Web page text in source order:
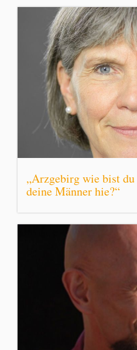
„Arzgebirg wie bist
deine Männer hie?“